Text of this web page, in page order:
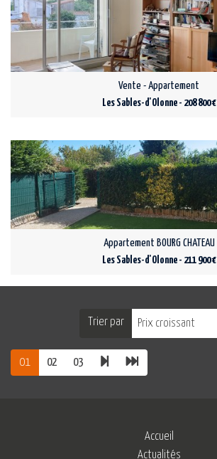
Vente - Appartement
Les Sables-d'Olonne - 208 800 €
Appartement BOURG CHATEAU
Les Sables-d'Olonne - 211 900 €
Trier par Prix croissant
01 02 03
Accueil
Actualités